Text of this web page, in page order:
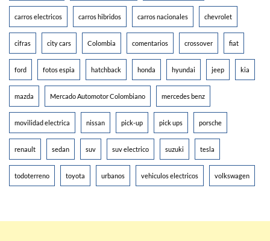
carros electricos carros hibridos carros nacionales chevrolet
cifras city cars Colombia comentarios crossover fiat
ford fotos espia hatchback honda hyundai jeep kia
mazda Mercado Automotor Colombiano mercedes benz
movilidad electrica nissan pick-up pick ups porsche
renault sedan suv suv electrico suzuki tesla
todoterreno toyota urbanos vehiculos electricos volkswagen